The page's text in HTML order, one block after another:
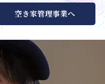
空き家管理事業へ